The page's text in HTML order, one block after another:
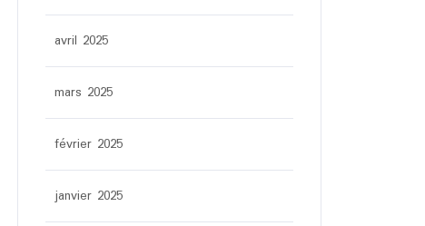
avril 2025
mars 2025
février 2025
janvier 2025